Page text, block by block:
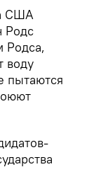
США
Родс
Родса,
воду
пытаются